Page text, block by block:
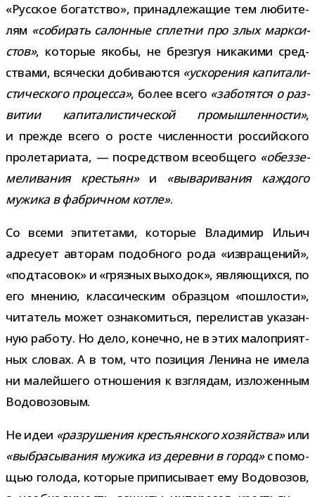
«Русское богат­ство», при­над­ле­жа­щие тем люби­те­
лям «соби­рать салон­ные сплетни про злых марк­си­
стов», кото­рые якобы, не брез­гуя ника­кими сред­
ствами, вся­че­ски доби­ва­ются «уско­ре­ния капи­та­ли­
сти­че­ского про­цесса», более всего «забо­тятся о раз­
ви­тии капи­та­ли­сти­че­ской про­мыш­лен­но­сти»,
и прежде всего о росте чис­лен­но­сти рос­сий­ского
про­ле­та­ри­ата, — посред­ством все­об­щего «обез­зе­
ме­ли­ва­ния кре­стьян»и «выва­ри­ва­ния каж­дого
мужика в фаб­рич­ном котле».
Со всеми эпи­те­тами, кото­рые Владимир Ильич
адре­сует авто­рам подоб­ного рода «извра­ще­ний»,
«под­та­со­вок» и «гряз­ных выхо­док», явля­ю­щихся, по
его мне­нию, клас­си­че­ским образ­цом «пош­ло­сти»,
чита­тель может озна­ко­миться, пере­ли­став ука­зан­
ную работу. Но дело, конечно, не в этих мало­при­ят­
ных сло­вах. А в том, что пози­ция Ленина не имела
ни малей­шего отно­ше­ния к взгля­дам, изло­жен­ным
Водовозовым.
Не идеи «раз­ру­ше­ния кре­стьян­ского хозяй­ства»или
«выбра­сы­ва­ния мужика из деревни в город»с помо­
щью голода, кото­рые при­пи­сы­вает ему Водовозов,